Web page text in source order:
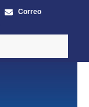
Correo